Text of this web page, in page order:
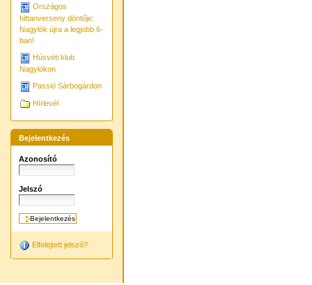
Országos
hittanverseny döntője:
Nagylók újra a legjobb 6-
ban!
Húsvéti klub
Nagylókon
Passió Sárbogárdon
Hírlevél
Bejelentkezés
Azonosító
Jelszó
Elfelejtett jelszó?